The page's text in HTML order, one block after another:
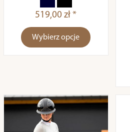
519,00 zł *
Wybierz opcje